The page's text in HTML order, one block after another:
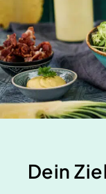
Dein